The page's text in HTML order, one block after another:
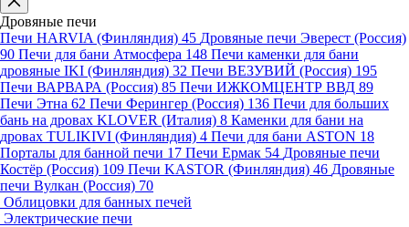
Дровяные печи
Печи HARVIA (Финляндия) 45 Дровяные печи Эверест (Россия)
90 Печи для бани Атмосфера 148 Печи каменки для бани
дровяные IKI (Финляндия) 32 Печи ВЕЗУВИЙ (Россия) 195
Печи ВАРВАРА (Россия) 85 Печи ИЖКОМЦЕНТР ВВД 89
Печи Этна 62 Печи Ферингер (Россия) 136 Печи для больших
бань на дровах KLOVER (Италия) 8 Каменки для бани на
дровах TULIKIVI (Финляндия) 4 Печи для бани ASTON 18
Порталы для банной печи 17 Печи Ермак 54 Дровяные печи
Костёр (Россия) 109 Печи KASTOR (Финляндия) 46 Дровяные
печи Вулкан (Россия) 70
Облицовки для банных печей
Электрические печи